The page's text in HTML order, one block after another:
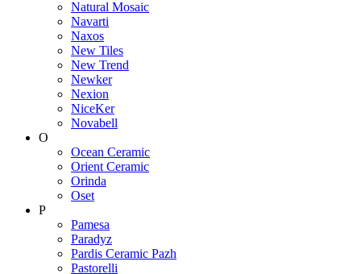
Natural Mosaic
Navarti
Naxos
New Tiles
New Trend
Newker
Nexion
NiceKer
Novabell
O
Ocean Ceramic
Orient Ceramic
Orinda
Oset
P
Pamesa
Paradyz
Pardis Ceramic Pazh
Pastorelli